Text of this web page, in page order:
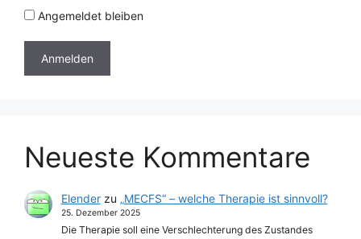
Angemeldet bleiben
Neueste Kommentare
Elenderzu „MECFS“ – welche Therapie ist sinnvoll?
25. Dezember 2025
Die Therapie soll eine Verschlechterung des Zustandes